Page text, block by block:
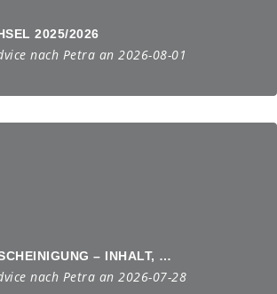
2025/2026
nach Petra an 2026-08-01
PRAKTIKUMSBESCHEINIGUNG – INHALT, RECHT UND VORLAGE
nach Petra an 2026-07-28